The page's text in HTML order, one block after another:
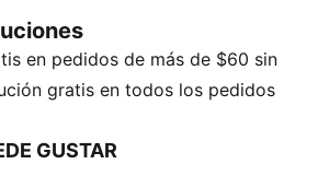
uniforme: ayuda a mantener
en pedidos de más de $60 sin
gratis en todos los pedidos
GUSTAR